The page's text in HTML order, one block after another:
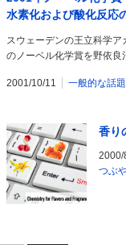
水素化および酸化反応
スウェーデンの王立科学
のノーベル化学賞を野依
2001/10/11 一般的な話題
香り
2000/
つぶ